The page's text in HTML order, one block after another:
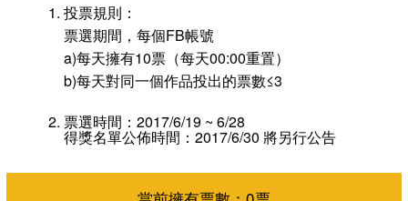
投票規則：
票選期間，每個FB帳號
a)每天擁有10票（每天00:00重置）
b)每天對同一個作品投出的票數≤3
票選時間：2017/6/19 ~ 6/28
得獎名單公佈時間：2017/6/30 將另行公告